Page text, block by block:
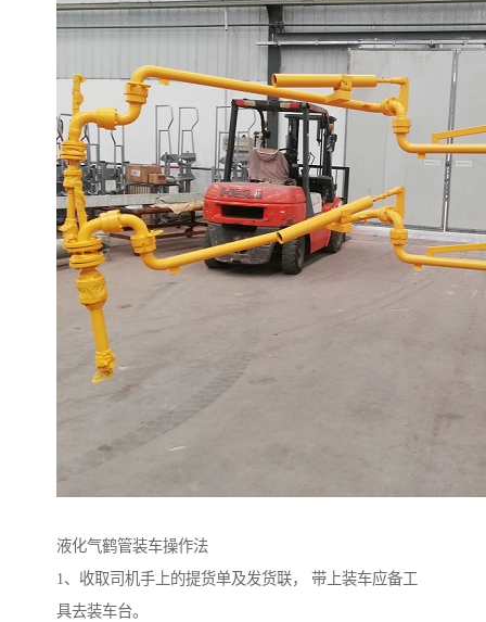
液化气鹤管装车操作法
1、收取司机手上的提货单及发货联， 带上装车应备工
具去装车台。